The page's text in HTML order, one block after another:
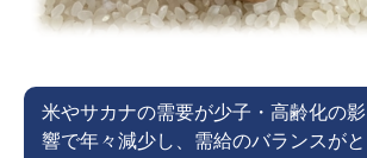
米やサカナの需要が少子・高齢化の影
響で年々減少し、需給のバランスがと